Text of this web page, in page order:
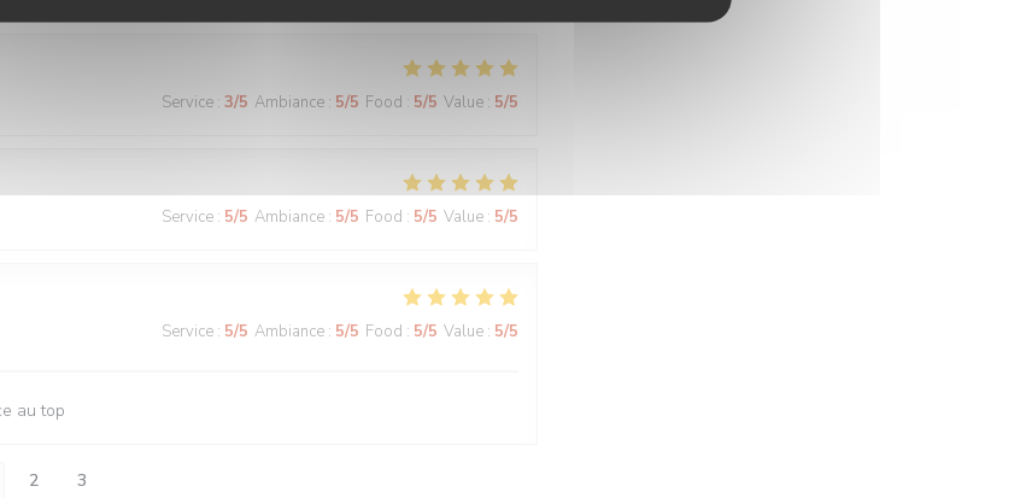
Service : 3/5 Ambiance : 5/5 Food : 5/5 Value : 5/5
Service : 5/5 Ambiance : 5/5 Food : 5/5 Value : 5/5
Service : 5/5 Ambiance : 5/5 Food : 5/5 Value : 5/5
au top
2 3